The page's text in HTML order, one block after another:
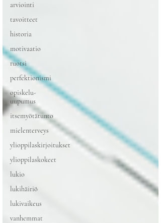
arviointi
tavoitteet
historia
motivaatio
ruotsi
perfektionismi
opiskelu-
uupumus
itsemyötätunto
mielenterveys
ylioppilaskirjoitukset
ylioppilaskokeet
lukio
lukihäiriö
lukivaikeus
vanhemmat